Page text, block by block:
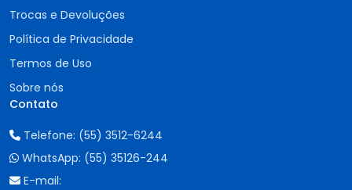
Trocas e Devoluções
Política de Privacidade
Termos de Uso
Sobre nós
Contato
Telefone: (55) 3512-6244
WhatsApp: (55) 35126-244
E-mail: